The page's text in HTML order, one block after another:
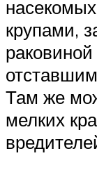
крупами,
Там же
мелких